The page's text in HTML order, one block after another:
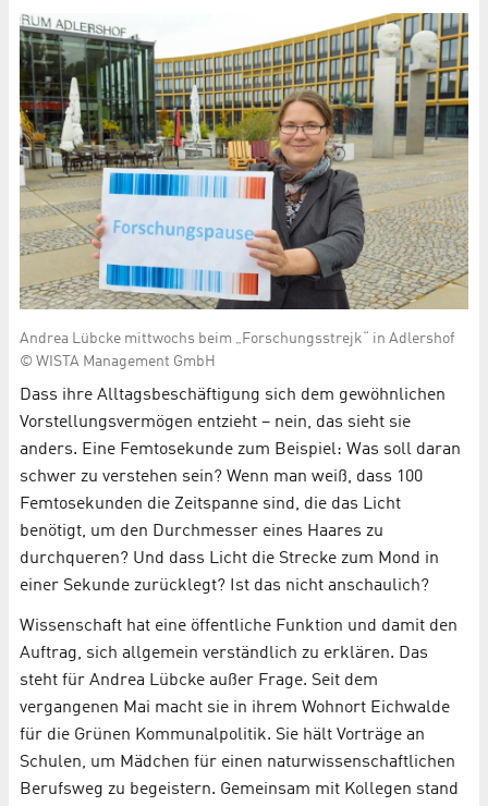
Andrea Lübcke mittwochs beim „Forschungsstrejk“ in Adlershof
© WISTA Management GmbH
Dass ihre Alltagsbeschäftigung sich dem gewöhnlichen
Vorstellungsvermögen entzieht – nein, das sieht sie
anders. Eine Femtosekunde zum Beispiel: Was soll daran
schwer zu verstehen sein? Wenn man weiß, dass 100
Femtosekunden die Zeitspanne sind, die das Licht
benötigt, um den Durchmesser eines Haares zu
durchqueren? Und dass Licht die Strecke zum Mond in
einer Sekunde zurücklegt? Ist das nicht anschaulich?
Wissenschaft hat eine öffentliche Funktion und damit den
Auftrag, sich allgemein verständlich zu erklären. Das
steht für Andrea Lübcke außer Frage. Seit dem
vergangenen Mai macht sie in ihrem Wohnort Eichwalde
für die Grünen Kommunalpolitik. Sie hält Vorträge an
Schulen, um Mädchen für einen naturwissenschaftlichen
Berufsweg zu begeistern. Gemeinsam mit Kollegen stand